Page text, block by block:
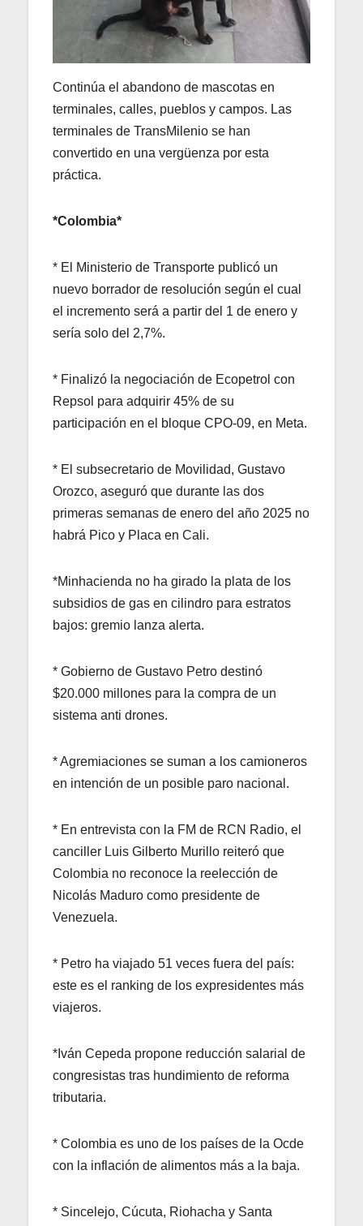
Continúa el abandono de mascotas en
terminales, calles, pueblos y campos. Las
terminales de TransMilenio se han
convertido en una vergüenza por esta
práctica.
*Colombia*
* El Ministerio de Transporte publicó un
nuevo borrador de resolución según el cual
el incremento será a partir del 1 de enero y
sería solo del 2,7%.
* Finalizó la negociación de Ecopetrol con
Repsol para adquirir 45% de su
participación en el bloque CPO-09, en Meta.
* El subsecretario de Movilidad, Gustavo
Orozco, aseguró que durante las dos
primeras semanas de enero del año 2025 no
habrá Pico y Placa en Cali.
*Minhacienda no ha girado la plata de los
subsidios de gas en cilindro para estratos
bajos: gremio lanza alerta.
* Gobierno de Gustavo Petro destinó
$20.000 millones para la compra de un
sistema anti drones.
* Agremiaciones se suman a los camioneros
en intención de un posible paro nacional.
* En entrevista con la FM de RCN Radio, el
canciller Luis Gilberto Murillo reiteró que
Colombia no reconoce la reelección de
Nicolás Maduro como presidente de
Venezuela.
* Petro ha viajado 51 veces fuera del país:
este es el ranking de los expresidentes más
viajeros.
*Iván Cepeda propone reducción salarial de
congresistas tras hundimiento de reforma
tributaria.
* Colombia es uno de los países de la Ocde
con la inflación de alimentos más a la baja.
* Sincelejo, Cúcuta, Riohacha y Santa